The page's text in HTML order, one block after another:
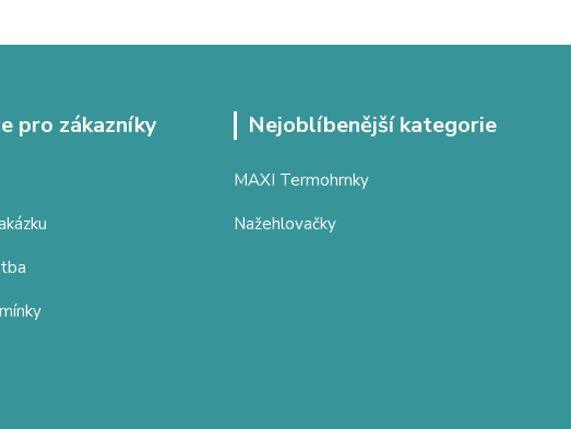
pro zákazníky Nejoblíbenější kategorie
MAXI Termohrnky
Nažehlovačky